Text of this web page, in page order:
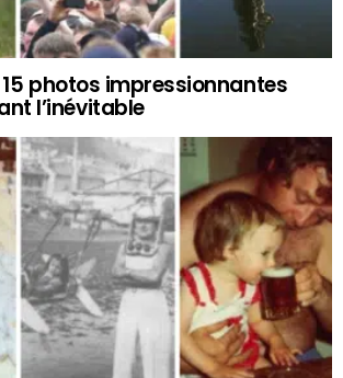
15 photos impressionnantes
l’inévitable